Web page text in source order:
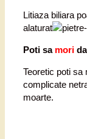
Litiaza biliara
alaturat
Poti sa mori
Teoretic poti sa
complicate
moarte.